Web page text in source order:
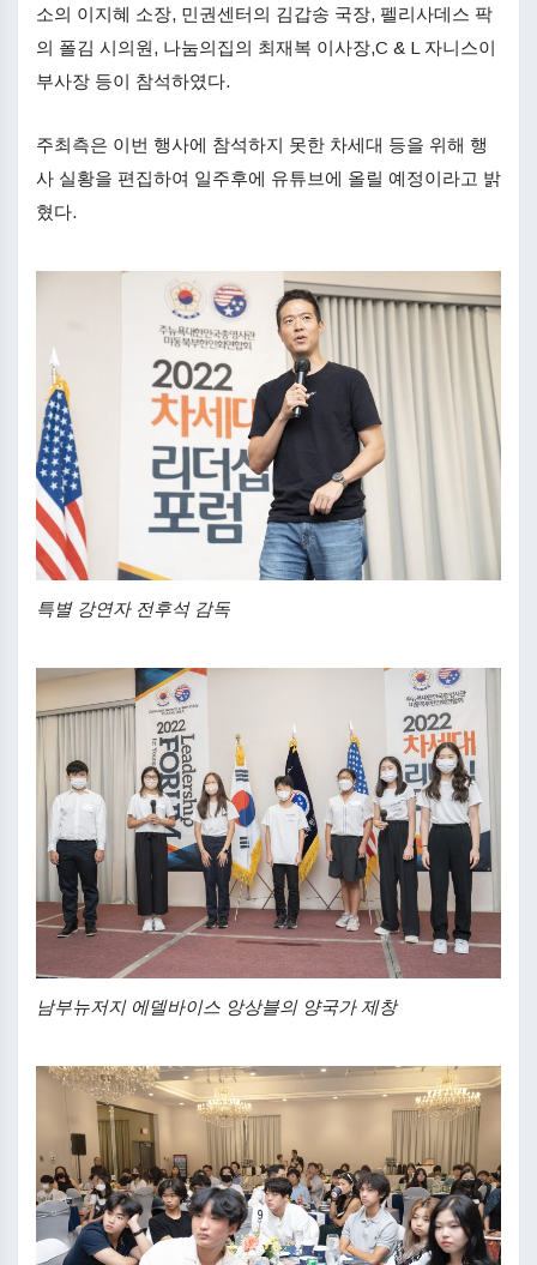
소의 이지혜 소장, 민권센터의 김갑송 국장, 펠리사데스 팍
의 폴김 시의원, 나눔의집의 최재복 이사장,C & L 자니스이
부사장 등이 참석하였다.
주최측은 이번 행사에 참석하지 못한 차세대 등을 위해 행
사 실황을 편집하여 일주후에 유튜브에 올릴 예정이라고 밝
혔다.
특별 강연자 전후석 감독
남부뉴저지 에델바이스 앙상블의 양국가 제창